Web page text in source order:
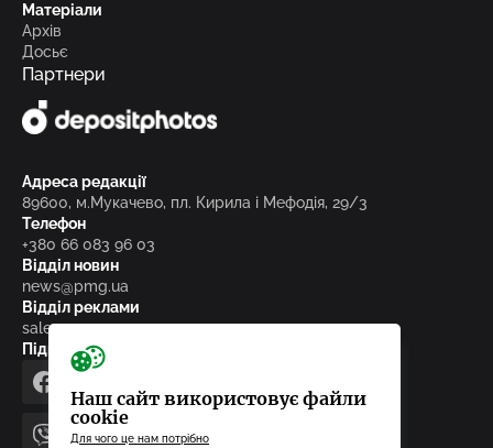
Матеріали
Архів
Досьє
Партнери
Адреса редакції
89600, м.Мукачево, пл. Кирила і Мефодія, 29/3
Телефон
+380 66 083 96 03
Відділ новин
news@pmg.ua
Відділ реклами
sales@pmg.ua
Підписуйтесь на нас у соціальних мережах
facebooktelegram
viber youtube
Наш сайт використовує файли
cookie
Для чого це нам потрібно